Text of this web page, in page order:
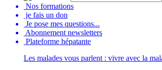
Nos formations
je fais un don
Je pose mes questions...
Abonnement newsletters
Plateforme hépatante
Les malades vous parlent : vivre avec la